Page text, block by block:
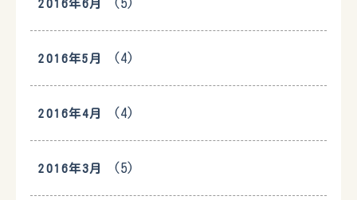
2016年6月 (5)
2016年5月 (4)
2016年4月 (4)
2016年3月 (5)